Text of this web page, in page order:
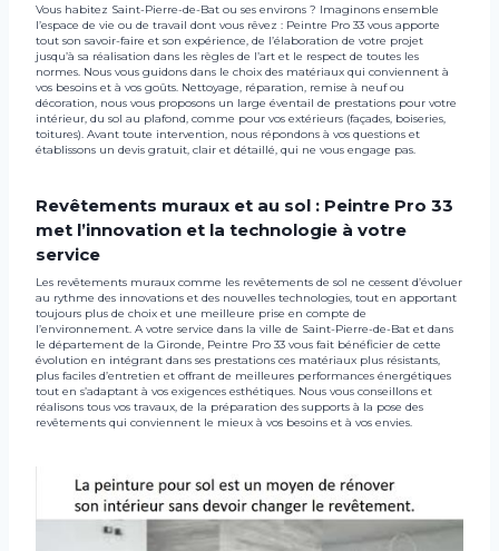
Vous habitez Saint-Pierre-de-Bat ou ses environs ? Imaginons ensemble
l’espace de vie ou de travail dont vous rêvez : Peintre Pro 33 vous apporte
tout son savoir-faire et son expérience, de l’élaboration de votre projet
jusqu’à sa réalisation dans les règles de l’art et le respect de toutes les
normes. Nous vous guidons dans le choix des matériaux qui conviennent à
vos besoins et à vos goûts. Nettoyage, réparation, remise à neuf ou
décoration, nous vous proposons un large éventail de prestations pour votre
intérieur, du sol au plafond, comme pour vos extérieurs (façades, boiseries,
toitures). Avant toute intervention, nous répondons à vos questions et
établissons un devis gratuit, clair et détaillé, qui ne vous engage pas.
Revêtements muraux et au sol : Peintre Pro 33
met l’innovation et la technologie à votre
service
Les revêtements muraux comme les revêtements de sol ne cessent d’évoluer
au rythme des innovations et des nouvelles technologies, tout en apportant
toujours plus de choix et une meilleure prise en compte de
l’environnement. A votre service dans la ville de Saint-Pierre-de-Bat et dans
le département de la Gironde, Peintre Pro 33 vous fait bénéficier de cette
évolution en intégrant dans ses prestations ces matériaux plus résistants,
plus faciles d’entretien et offrant de meilleures performances énergétiques
tout en s’adaptant à vos exigences esthétiques. Nous vous conseillons et
réalisons tous vos travaux, de la préparation des supports à la pose des
revêtements qui conviennent le mieux à vos besoins et à vos envies.